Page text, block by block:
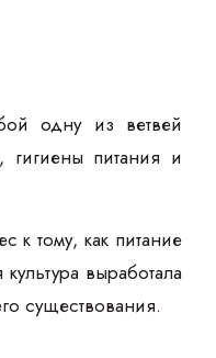
одну из ветвей
питания и
к тому, как питание
выработала
существования.